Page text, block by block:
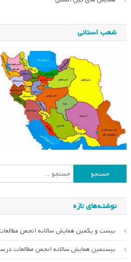
شعب استانی
جستجو
برای:
نوشته‌های تازه
بیست و یکمین همایش سالانه انجمن
بیستمین همایش سالانه انجمن مطالعات